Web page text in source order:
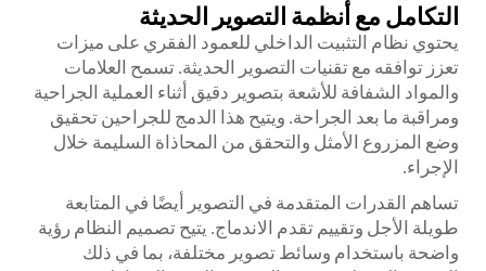
التكامل مع أنظمة التصوير الحديثة
يحتوي نظام التثبيت الداخلي للعمود الفقري على ميزات
تعزز توافقه مع تقنيات التصوير الحديثة. تسمح العلامات
والمواد الشفافة للأشعة بتصوير دقيق أثناء العملية الجراحية
ومراقبة ما بعد الجراحة. ويتيح هذا الدمج للجراحين تحقيق
وضع المزروع الأمثل والتحقق من المحاذاة السليمة خلال
الإجراء.
تساهم القدرات المتقدمة في التصوير أيضًا في المتابعة
طويلة الأجل وتقييم تقدم الاندماج. يتيح تصميم النظام رؤية
واضحة باستخدام وسائط تصوير مختلفة، بما في ذلك